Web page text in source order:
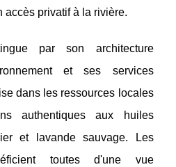
accès privatif à la rivière.
par son architecture
et ses services
dans les ressources locales
authentiques aux huiles
et lavande sauvage. Les
toutes d'une vue